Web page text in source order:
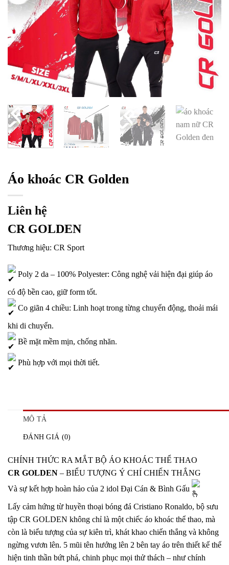
Áo khoác CR Golden
Liên hệ
CR GOLDEN
Thương hiệu: CR Sport
Poly 2 da – 100% Polyester: Công nghệ vải hiện đại giúp áo
có độ bền cao, giữ form tốt.
Co giãn 4 chiều: Linh hoạt trong từng chuyển động, thoải mái
khi di chuyển.
Bề mặt mềm mịn, chống nhăn.
Phù hợp với mọi thời tiết.
MÔ TẢ
ĐÁNH GIÁ (0)
CHÍNH THỨC RA MẮT BỘ ÁO KHOÁC THỂ THAO
CR GOLDEN – BIỂU TƯỢNG Ý CHÍ CHIẾN THẮNG
Và sự kết hợp hoàn hảo của 2 idol Đại Cán & Bình Gấu
Lấy cảm hứng từ huyền thoại bóng đá Cristiano Ronaldo, bộ sưu
tập CR GOLDEN không chỉ là một chiếc áo khoác thể thao, mà
còn là biểu tượng của sự kiên trì, khát khao chiến thắng và không
ngừng vươn lên. 5 mũi tên hướng lên 2 bên tay áo trên thiết kế thể
hiện tinh thần bứt phá, chinh phục mọi thử thách – như chính